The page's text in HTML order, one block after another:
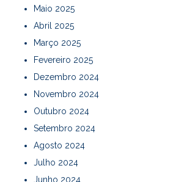
Maio 2025
Abril 2025
Março 2025
Fevereiro 2025
Dezembro 2024
Novembro 2024
Outubro 2024
Setembro 2024
Agosto 2024
Julho 2024
Junho 2024